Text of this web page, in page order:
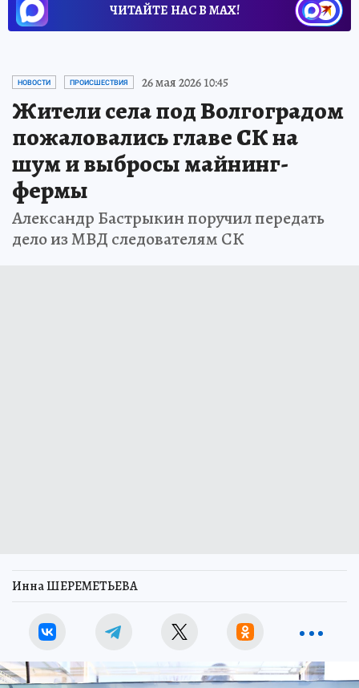
ЧИТАЙТЕ НАС В МАХ!
НОВОСТИ ПРОИСШЕСТВИЯ 26 мая 2026 10:45
Жители села под Волгоградом
пожаловались главе СК на
шум и выбросы майнинг-
фермы
Александр Бастрыкин поручил передать
дело из МВД следователям СК
Инна ШЕРЕМЕТЬЕВА